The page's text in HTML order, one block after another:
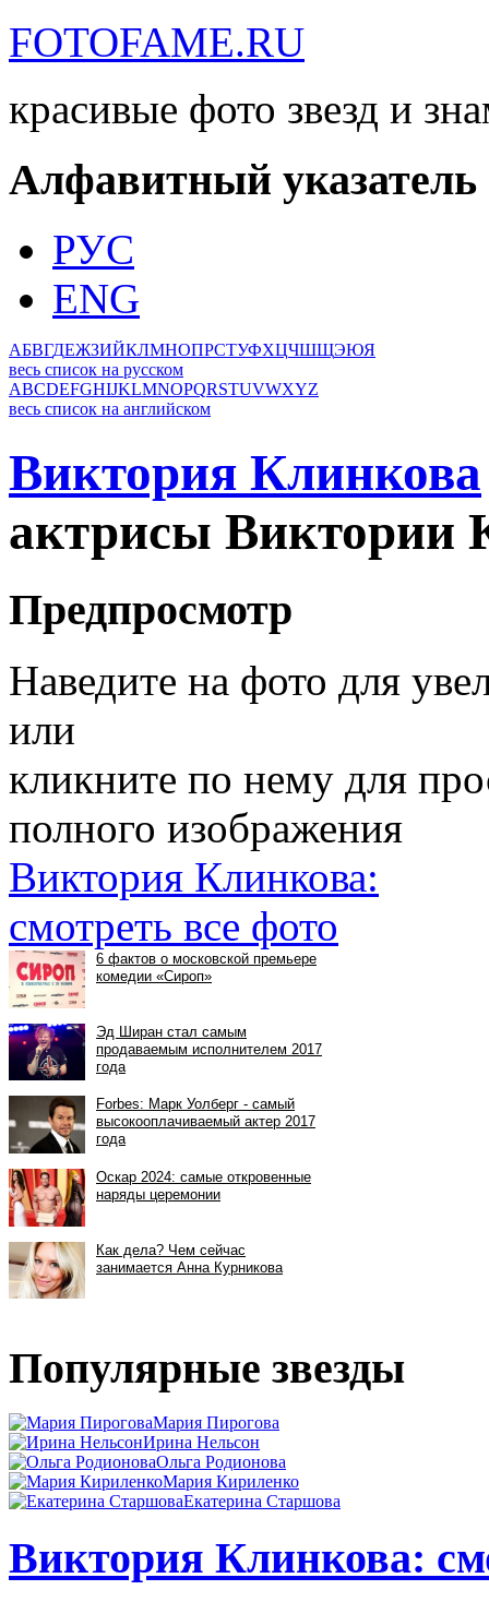
FOTOFAME.RU
красивые фото звезд и
Алфавитный указатель
РУС
ENG
АБВГДЕЖЗИЙКЛМНОПРСТУФХЦЧШЩЭЮЯ
весь список на русском
ABCDEFGHIJKLMNOPQRSTUVWXYZ
весь список на английском
Виктория Клинкова
актрисы Виктории
Предпросмотр
Наведите на фото для
или
кликните по нему для
полного изображения
Виктория Клинкова:
смотреть все фото
Популярные звезды
Мария Пирогова
Ирина Нельсон
Ольга Родионова
Мария Кириленко
Екатерина Старшова
Виктория Клинкова: